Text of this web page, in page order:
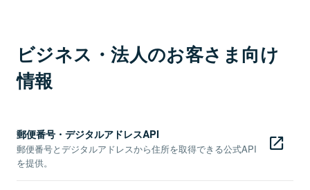
ビジネス・法人のお客さま向け
情報
郵便番号・デジタルアドレスAPI
郵便番号とデジタルアドレスから住所を取得できる公式API
を提供。